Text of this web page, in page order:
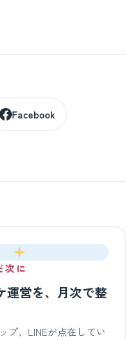
Facebook
に
運営を、月次で整
プ、LINEが点在してい